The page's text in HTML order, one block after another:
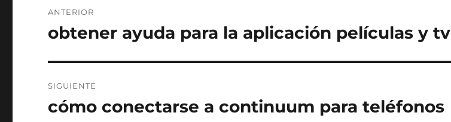
de
ANTERIOR
Entrada
obtener ayuda para la aplicación películas y tv
SIGUIENTE
Entrada
cómo conectarse a continuum para teléfonos